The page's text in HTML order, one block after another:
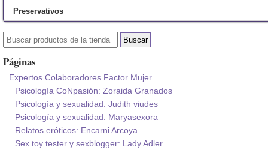
Preservativos
Páginas
Expertos Colaboradores Factor Mujer
Psicología CoNpasión: Zoraida Granados
Psicología y sexualidad: Judith viudes
Psicología y sexualidad: Maryasexora
Relatos eróticos: Encarni Arcoya
Sex toy tester y sexblogger: Lady Adler